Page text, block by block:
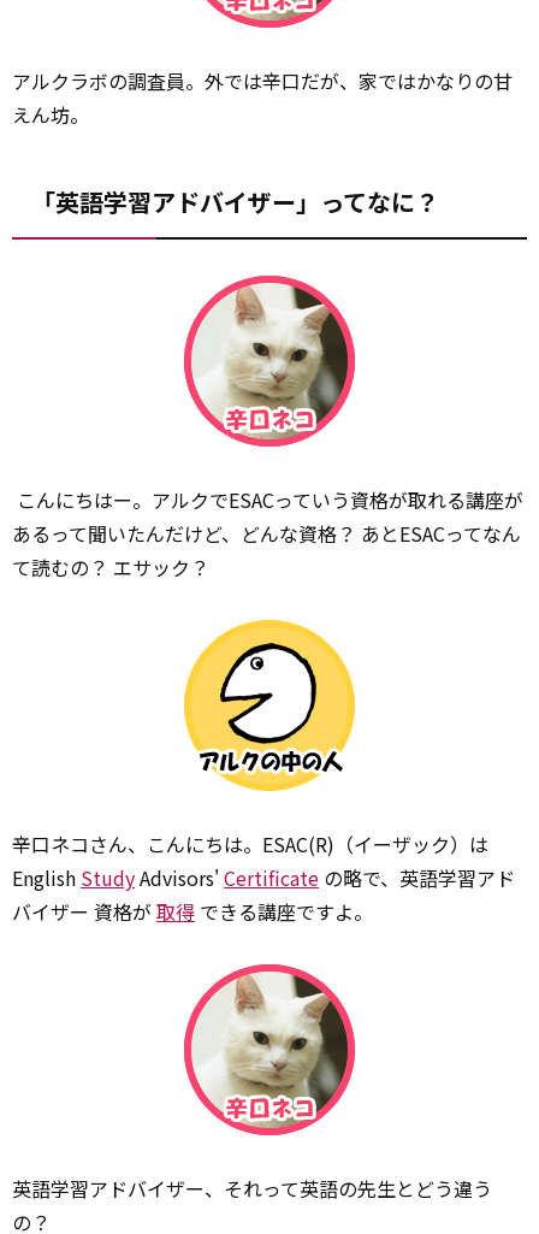
アルクラボの調査員。外では辛口だが、家ではかなりの甘
えん坊。
「英語学習アドバイザー」ってなに？
こんにちはー。アルクでESACっていう資格が取れる講座が
あるって聞いたんだけど、どんな資格？ あとESACってなん
て読むの？ エサック？
辛口ネコさん、こんにちは。ESAC(R)（イーザック）は
English StudyAdvisors' Certificate の略で、英語学習アド
バイザー 資格が 取得 できる講座ですよ。
英語学習アドバイザー、それって英語の先生とどう違う
の？